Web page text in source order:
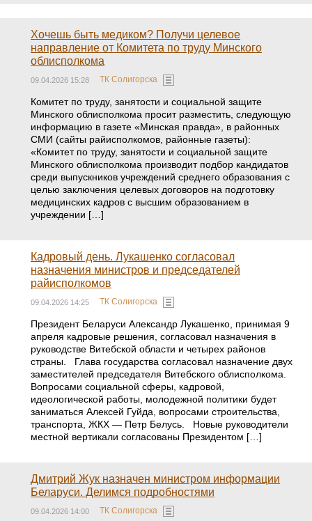
Хочешь быть медиком? Получи целевое
направление от Комитета по труду Минского
облисполкома
09.04.2026 15:28 ТК Солигорска
Комитет по труду, занятости и социальной защите
Минского облисполкома просит разместить, следующую
информацию в газете «Минская правда», в районных
СМИ (сайты райисполкомов, районные газеты):
«Комитет по труду, занятости и социальной защите
Минского облисполкома производит подбор кандидатов
среди выпускников учреждений среднего образования с
целью заключения целевых договоров на подготовку
медицинских кадров с высшим образованием в
учреждении […]
Кадровый день. Лукашенко согласовал
назначения министров и председателей
райисполкомов
09.04.2026 14:25 ТК Солигорска
Президент Беларуси Александр Лукашенко, принимая 9
апреля кадровые решения, согласовал назначения в
руководстве Витебской области и четырех районов
страны. Глава государства согласовал назначение двух
заместителей председателя Витебского облисполкома.
Вопросами социальной сферы, кадровой,
идеологической работы, молодежной политики будет
заниматься Алексей Гуйда, вопросами строительства,
транспорта, ЖКХ — Петр Белусь. Новые руководители
местной вертикали согласованы Президентом […]
Дмитрий Жук назначен министром информации
Беларуси. Делимся подробностями
09.04.2026 14:00 ТК Солигорска